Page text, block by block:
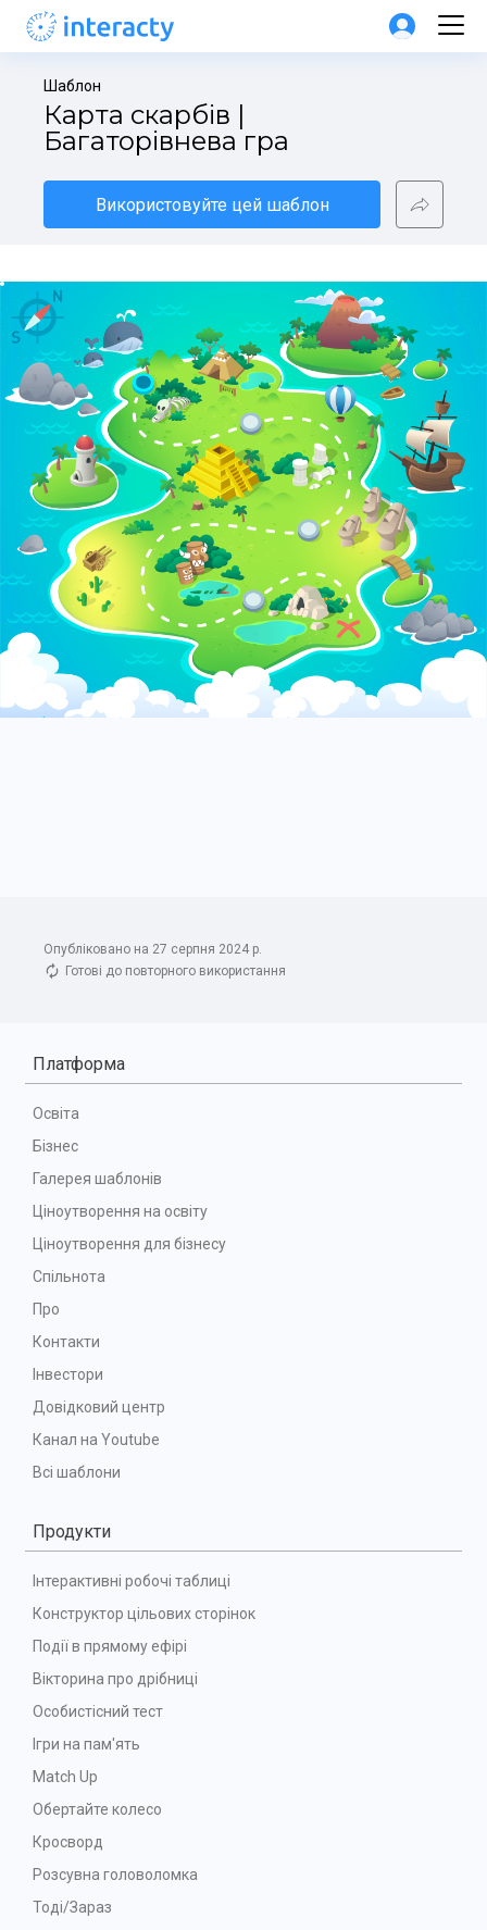
Опубліковано на 27 серпня 2024 р.
Готові до повторного використання
Шаблон
Карта скарбів |
Багаторівнева гра
Використовуйте цей шаблон
Платформа
Освіта
Бізнес
Галерея шаблонів
Ціноутворення на освіту
Ціноутворення для бізнесу
Спільнота
Про
Контакти
Інвестори
Довідковий центр
Канал на Youtube
Всі шаблони
Продукти
Інтерактивні робочі таблиці
Конструктор цільових сторінок
Події в прямому ефірі
Вікторина про дрібниці
Особистісний тест
Ігри на пам'ять
Match Up
Обертайте колесо
Кросворд
Розсувна головоломка
Тоді/Зараз